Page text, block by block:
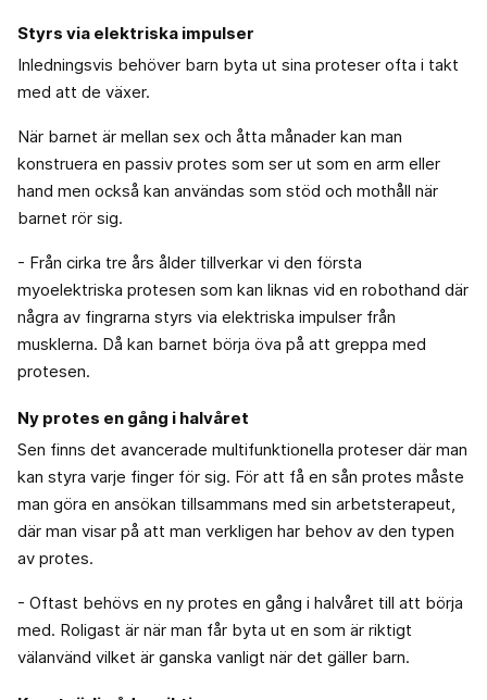
Styrs via elektriska impulser
Inledningsvis behöver barn byta ut sina proteser ofta i takt
med att de växer.
När barnet är mellan sex och åtta månader kan man
konstruera en passiv protes som ser ut som en arm eller
hand men också kan användas som stöd och mothåll när
barnet rör sig.
- Från cirka tre års ålder tillverkar vi den första
myoelektriska protesen som kan liknas vid en robothand där
några av fingrarna styrs via elektriska impulser från
musklerna. Då kan barnet börja öva på att greppa med
protesen.
Ny protes en gång i halvåret
Sen finns det avancerade multifunktionella proteser där man
kan styra varje finger för sig. För att få en sån protes måste
man göra en ansökan tillsammans med sin arbetsterapeut,
där man visar på att man verkligen har behov av den typen
av protes.
- Oftast behövs en ny protes en gång i halvåret till att börja
med. Roligast är när man får byta ut en som är riktigt
välanvänd vilket är ganska vanligt när det gäller barn.